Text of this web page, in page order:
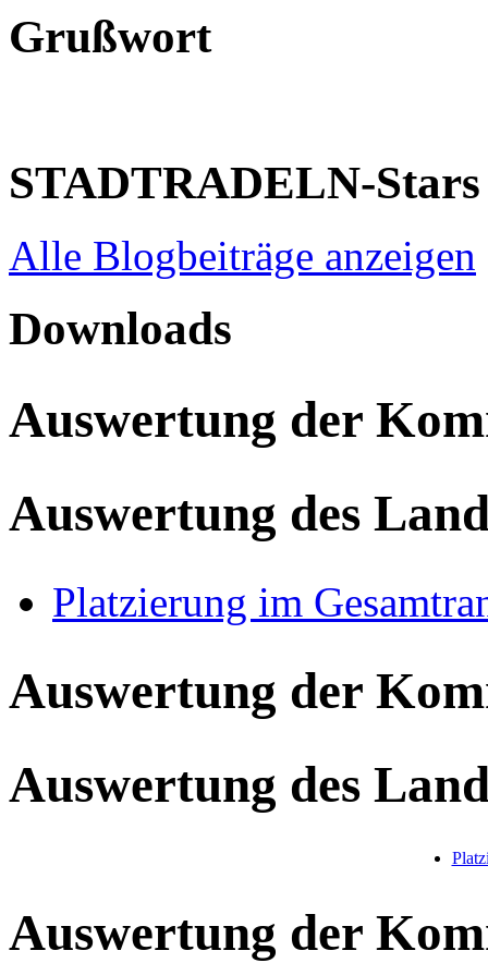
Grußwort
STADTRADELN-Stars
Alle Blogbeiträge anzeigen
Downloads
Auswertung der
Auswertung des
Platzierung im
Auswertung der
Auswertung des
Auswertung der